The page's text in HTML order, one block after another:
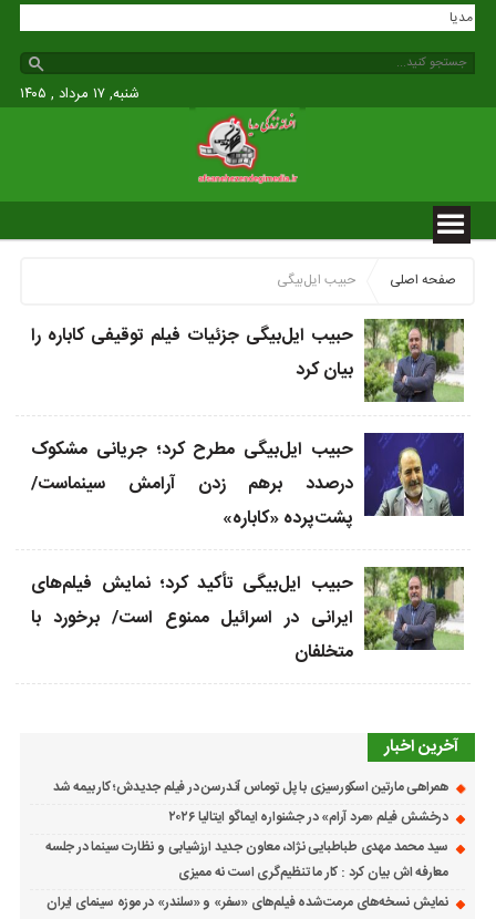
مدیا
شنبه, ۱۷ مرداد , ۱۴۰۵
صفحه اصلی حبیب ایل‌بیگی
حبیب ایل‌بیگی جزئیات فیلم توقیفی کاباره را
بیان کرد
حبیب ایل‌بیگی مطرح کرد؛ جریانی مشکوک
درصدد برهم زدن آرامش سینماست/
پشت‌پرده «کاباره»
حبیب ایل‌بیگی تأکید کرد؛ نمایش فیلم‌های
ایرانی در اسرائیل ممنوع است/ برخورد با
متخلفان
آخرین اخبار
همراهی مارتین اسکورسیزی با پل توماس ٱندرسن در فیلم جدیدش؛ کار بیمه شد
درخشش فیلم «مرد آرام» در جشنواره ایماگو ایتالیا ۲۰۲۶
سید محمد مهدی طباطبایی نژاد، معاون جدید ارزشیابی و نظارت سینما در جلسه
معارفه اش بیان کرد : کار ما تنظیم‌گری است نه ممیزی
نمایش نسخه‌های مرمت‌شده فیلم‌های «سفر» و «سلندر» در موزه سینمای ایران